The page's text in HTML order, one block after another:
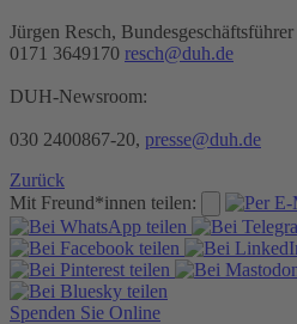
Jürgen Resch, Bundesgeschäftsführer
0171 3649170 resch@duh.de
DUH-Newsroom:
030 2400867-20, presse@duh.de
Zurück
Mit Freund*innen teilen:
Spenden Sie Online